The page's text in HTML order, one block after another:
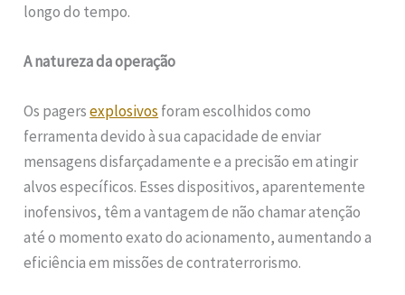
longo do tempo.
A natureza da operação
Os pagersexplosivos foram escolhidos como
ferramenta devido à sua capacidade de enviar
mensagens disfarçadamente e a precisão em atingir
alvos específicos. Esses dispositivos, aparentemente
inofensivos, têm a vantagem de não chamar atenção
até o momento exato do acionamento, aumentando a
eficiência em missões de contraterrorismo.